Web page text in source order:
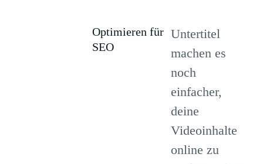
Optimieren für
SEO
Untertitel
machen es
noch
einfacher,
deine
Videoinhalte
online zu